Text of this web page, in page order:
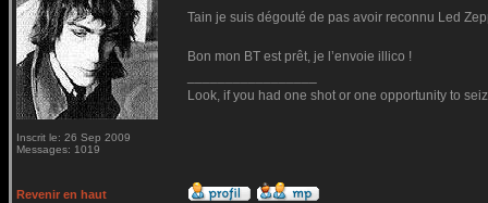
Inscrit le: 26 Sep 2009
Messages: 1019
Tain je suis dégouté de pas avoir reconnu Led
Bon mon BT est prêt, je l’envoie illico !
Look, if you had one shot or one opportunity to
Revenir en haut